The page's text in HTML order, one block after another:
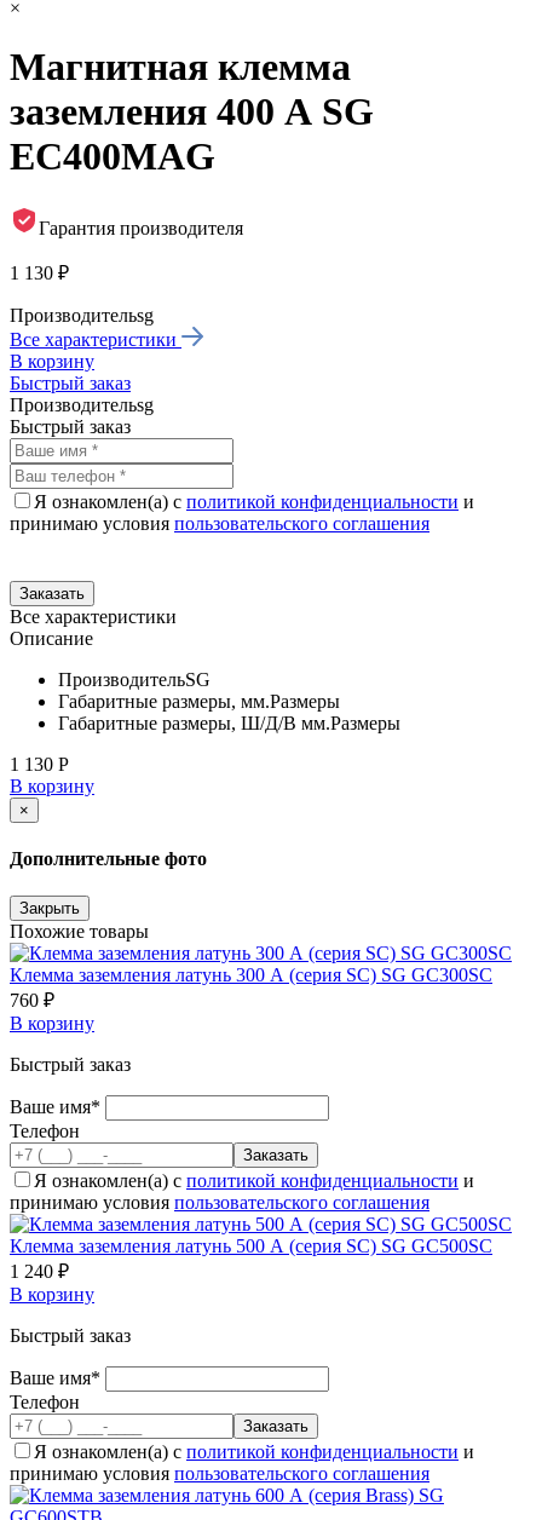
×
Магнитная клемма
заземления 400 А SG
EC400MAG
Гарантия производителя
1 130 ₽
Производительsg
Все характеристики
В корзину
Быстрый заказ
Производительsg
Быстрый заказ
Я ознакомлен(а) с политикой конфиденциальности и
принимаю условия пользовательского соглашения
Все характеристики
Описание
ПроизводительSG
Габаритные размеры, мм.Размеры
Габаритные размеры, Ш/Д/В мм.Размеры
1 130 Р
В корзину
×
Дополнительные фото
Закрыть
Похожие товары
Клемма заземления латунь 300 А (серия SC) SG GC300SC
760 ₽
В корзину
Быстрый заказ
Ваше имя*
Телефон
Я ознакомлен(а) с политикой конфиденциальности и
принимаю условия пользовательского соглашения
Клемма заземления латунь 500 А (серия SC) SG GC500SC
1 240 ₽
В корзину
Быстрый заказ
Ваше имя*
Телефон
Я ознакомлен(а) с политикой конфиденциальности и
принимаю условия пользовательского соглашения